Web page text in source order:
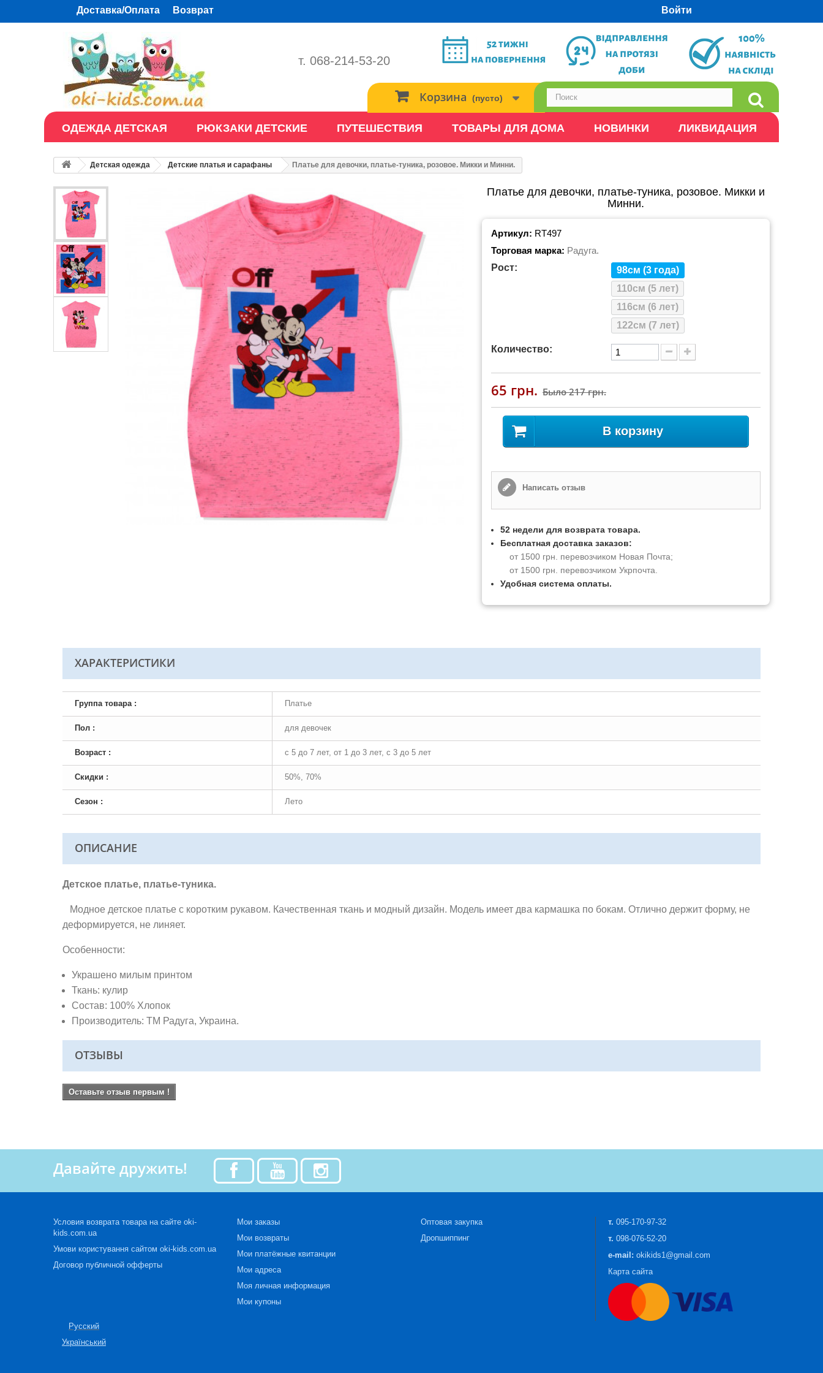
Доставка/Оплата Возврат Войти
т. 068-214-53-20
Корзина (пусто)
ОДЕЖДА ДЕТСКАЯ РЮКЗАКИ ДЕТСКИЕ ПУТЕШЕСТВИЯ ТОВАРЫ ДЛЯ ДОМА НОВИНКИ ЛИКВИДАЦИЯ
Детская одежда Детские платья и сарафаны Платье для девочки, платье-туника, розовое. Микки и Минни.
Платье для девочки, платье-туника, розовое. Микки и
Минни.
Артикул: RT497
Торговая марка: Радуга.
Рост:
98см (3 года)
110см (5 лет)
116см (6 лет)
122см (7 лет)
Количество:
65 грн. Было217 грн.
В корзину
Написать отзыв
52 недели для возврата товара.
Бесплатная доставка заказов:
от 1500 грн. перевозчиком Новая Почта;
от 1500 грн. перевозчиком Укрпочта.
Удобная система оплаты.
ХАРАКТЕРИСТИКИ
Группа товара : Платье
Пол : для девочек
Возраст : с 5 до 7 лет, от 1 до 3 лет, с 3 до 5 лет
Скидки : 50%, 70%
Сезон : Лето
ОПИСАНИЕ
Детское платье, платье-туника.
Модное детское платье с коротким рукавом. Качественная ткань и модный дизайн. Модель имеет два кармашка по бокам. Отлично держит форму, не
деформируется, не линяет.
Особенности:
Украшено милым принтом
Ткань: кулир
Состав: 100% Хлопок
Производитель: ТМ Радуга, Украина.
ОТЗЫВЫ
Оставьте отзыв первым !
Давайте дружить!
Условия возврата товара на сайте oki-
kids.com.ua
Умови користування сайтом oki-kids.com.ua
Договор публичной офферты
Мои заказы
Мои возвраты
Мои платёжные квитанции
Мои адреса
Моя личная информация
Мои купоны
Оптовая закупка
Дропшиппинг
т. 095-170-97-32
т. 098-076-52-20
e-mail: okikids1@gmail.com
Карта сайта
Русский
Український